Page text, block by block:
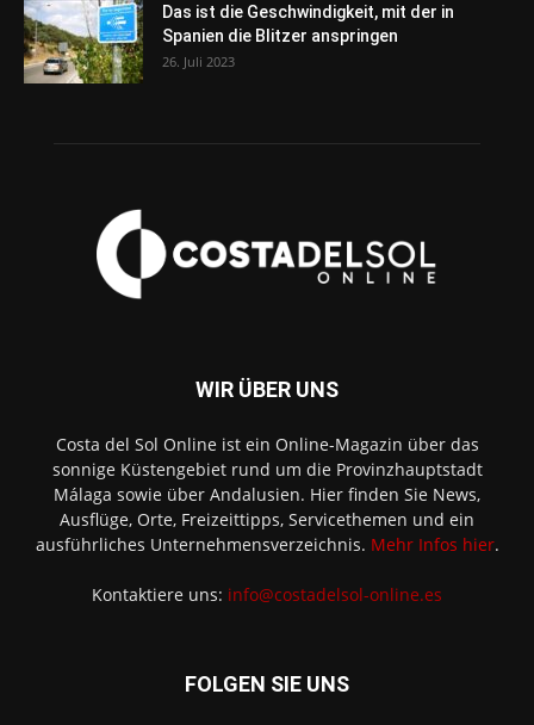
Das ist die Geschwindigkeit, mit der in
Spanien die Blitzer anspringen
26. Juli 2023
WIR ÜBER UNS
Costa del Sol Online ist ein Online-Magazin über das
sonnige Küstengebiet rund um die Provinzhauptstadt
Málaga sowie über Andalusien. Hier finden Sie News,
Ausflüge, Orte, Freizeittipps, Servicethemen und ein
ausführliches Unternehmensverzeichnis. Mehr Infos hier.
Kontaktiere uns: info@costadelsol-online.es
FOLGEN SIE UNS